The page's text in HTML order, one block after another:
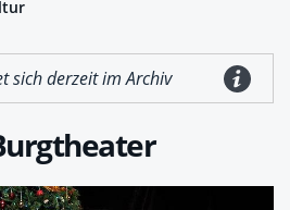
sich derzeit im Archiv